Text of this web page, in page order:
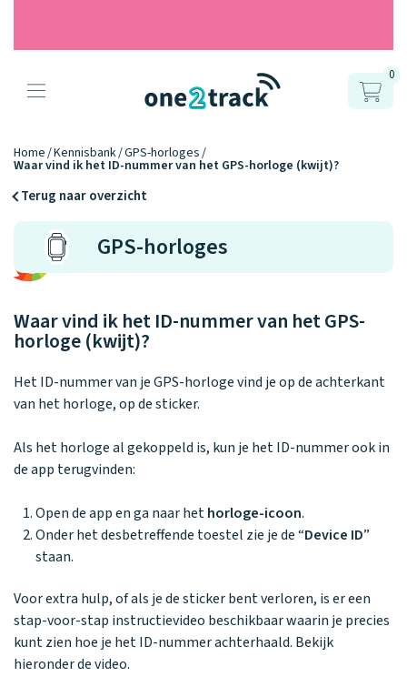
Producten
Onze gps
horloges
Connect
YOU
Connect
NEXT
Connect
UP
Horloges
vergelijken
horloges
horloges
Accessoires
Opladers
Ontdek alle
Personaliseer
je bandje!
kleur, naam en
icoon en maak
jou.
Hoe werkt
het?
Ontdek hoe
het werkt
Zo werken het
one2track-app
samen.
Waarom one2track
Blogs
Ons verhaal
Werken bij
Jarige Job
0
Home Kennisbank GPS-horloges
Waar vind ik het ID-nummer van het GPS-horloge (kwijt)?
Terug naar overzicht
GPS-horloges
Waar vind ik het ID-nummer van het GPS-
horloge (kwijt)?
Het ID-nummer van je GPS-horloge vind je op de achterkant
van het horloge, op de sticker.
Als het horloge al gekoppeld is, kun je het ID-nummer ook in
de app terugvinden:
Open de app en ga naar hethorloge-icoon.
Onder het desbetreffende toestel zie je de “Device ID”
staan.
Voor extra hulp, of als je de sticker bent verloren, is er een
stap-voor-stap instructievideo beschikbaar waarin je precies
kunt zien hoe je het ID-nummer achterhaald. Bekijk
hieronder de video.